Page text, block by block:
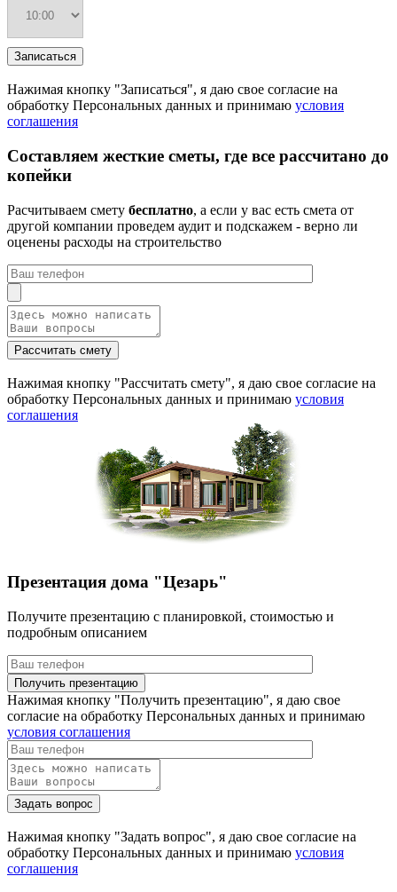
Нажимая кнопку "Записаться", я даю свое согласие на
обработку Персональных данных и принимаю условия
соглашения
Составляем жесткие сметы, где все рассчитано до
копейки
Расчитываем смету бесплатно, а если у вас есть смета от
другой компании проведем аудит и подскажем - верно ли
оценены расходы на строительство
Нажимая кнопку "Рассчитать смету", я даю свое согласие на
обработку Персональных данных и принимаю условия
соглашения
Презентация дома "Цезарь"
Получите презентацию с планировкой, стоимостью и
подробным описанием
Нажимая кнопку "Получить презентацию", я даю свое
согласие на обработку Персональных данных и принимаю
условия соглашения
Нажимая кнопку "Задать вопрос", я даю свое согласие на
обработку Персональных данных и принимаю условия
соглашения